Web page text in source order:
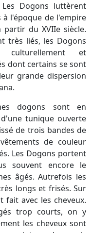
Dogons luttèrent
l'époque de l'empire
du XVIIe siècle.
très liés, les Dogons
culturellement et
dont certains se sont
grande dispersion
dogons sont en
tunique ouverte
de trois bandes de
de couleur
Les Dogons portent
souvent encore le
âgés. Autrefois les
longs et frisés. Sur
avec les cheveux.
trop courts, on y
les cheveux sont